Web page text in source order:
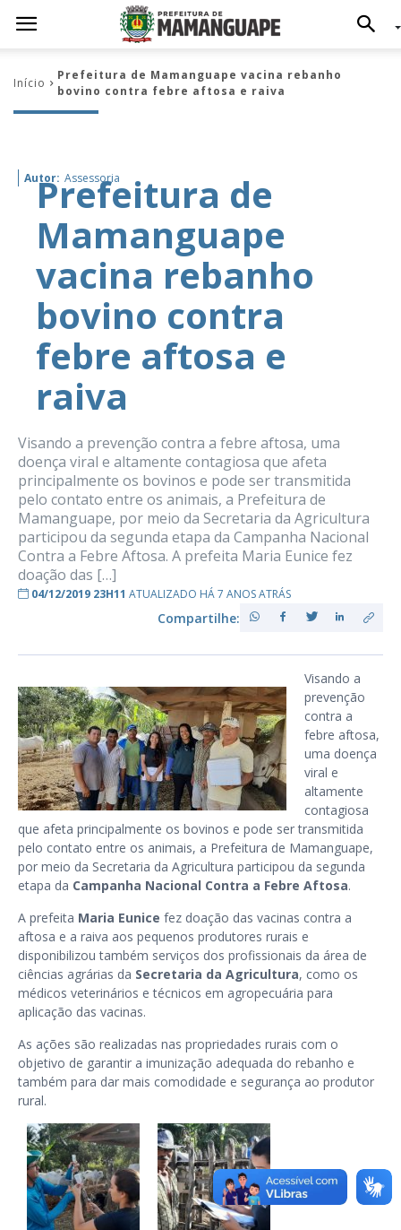
Início
Prefeitura de Mamanguape vacina rebanho
bovino contra febre aftosa e raiva
Autor: Assessoria
Prefeitura de
Mamanguape
vacina rebanho
bovino contra
febre aftosa e
raiva
Visando a prevenção contra a febre aftosa, uma
doença viral e altamente contagiosa que afeta
principalmente os bovinos e pode ser transmitida
pelo contato entre os animais, a Prefeitura de
Mamanguape, por meio da Secretaria da Agricultura
participou da segunda etapa da Campanha Nacional
Contra a Febre Aftosa. A prefeita Maria Eunice fez
doação das […]
04/12/2019 23H11 ATUALIZADO HÁ 7 ANOS ATRÁS
Compartilhe:
Visando a
prevenção
contra a
febre aftosa,
uma doença
viral e
altamente
contagiosa
que afeta principalmente os bovinos e pode ser transmitida
pelo contato entre os animais, a Prefeitura de Mamanguape,
por meio da Secretaria da Agricultura participou da segunda
etapa da Campanha Nacional Contra a Febre Aftosa.
A prefeita Maria Eunice fez doação das vacinas contra a
aftosa e a raiva aos pequenos produtores rurais e
disponibilizou também serviços dos profissionais da área de
ciências agrárias da Secretaria da Agricultura, como os
médicos veterinários e técnicos em agropecuária para
aplicação das vacinas.
As ações são realizadas nas propriedades rurais com o
objetivo de garantir a imunização adequada do rebanho e
também para dar mais comodidade e segurança ao produtor
rural.